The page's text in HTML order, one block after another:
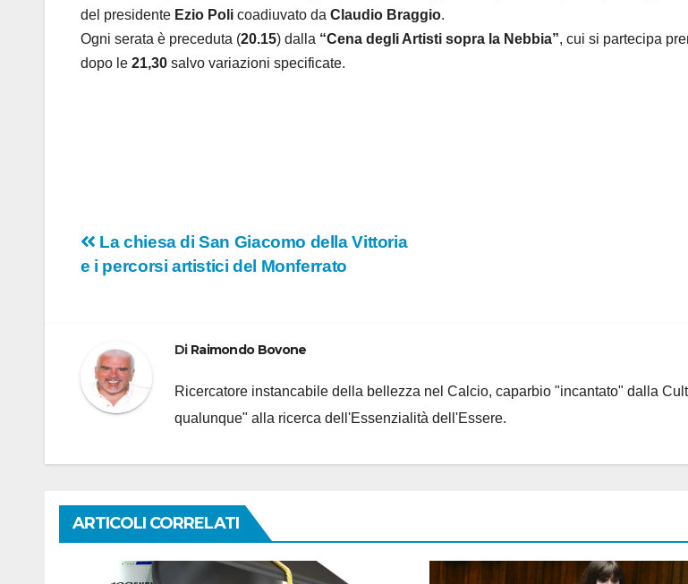
del presidente Ezio Poli coadiuvato da Claudio Braggio.
Ogni serata è preceduta (20.15) dalla “Cena degli Artisti sopra la Nebbia”, cui si partecipa
dopo le 21,30 salvo variazioni specificate.
Navigazione
articoli
La chiesa di San Giacomo della Vittoria
e i percorsi artistici del Monferrato
Di Raimondo Bovone
Ricercatore instancabile della bellezza nel Calcio, caparbio "incantato" dalla
qualunque" alla ricerca dell'Essenzialità dell'Essere.
ARTICOLI CORRELATI